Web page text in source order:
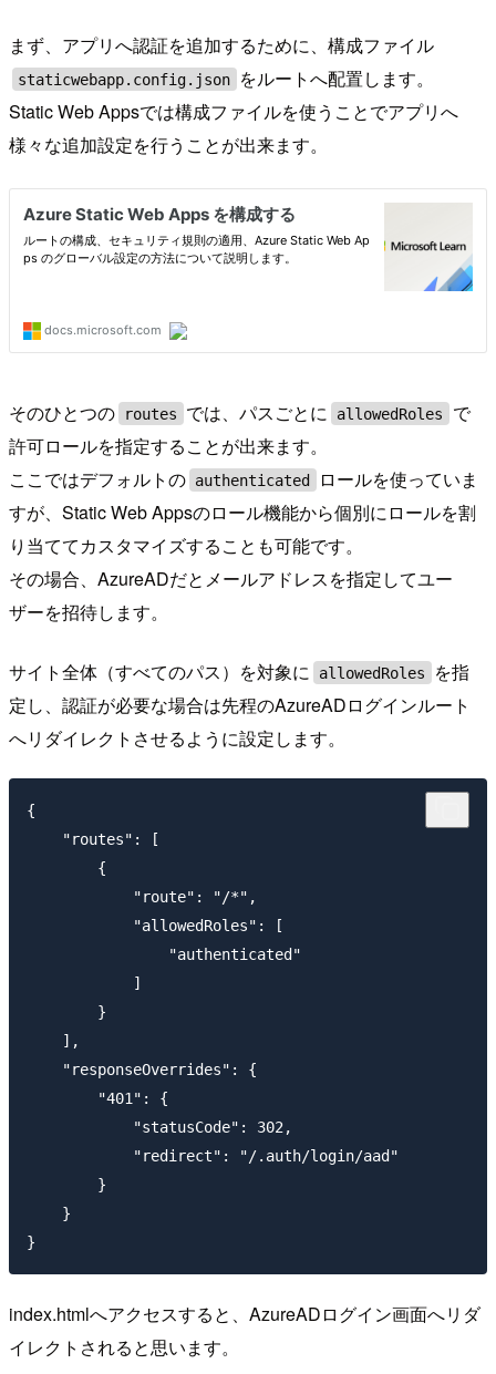
まず、アプリへ認証を追加するために、構成ファイル
staticwebapp.config.json
をルートへ配置します。
Static Web Appsでは構成ファイルを使うことでアプリへ
様々な追加設定を行うことが出来ます。
そのひとつの routes では、パスごとに allowedRoles
で
許可ロールを指定することが出来ます。
ここではデフォルトの authenticated
ロールを使っていま
すが、Static Web Appsのロール機能から個別にロールを割
り当ててカスタマイズすることも可能です。
その場合、AzureADだとメールアドレスを指定してユー
ザーを招待します。
サイト全体（すべてのパス）を対象に allowedRoles
を指
定し、認証が必要な場合は先程のAzureADログインルート
へリダイレクトさせるように設定します。
{
    "routes": [
        {
            "route": "/*",
            "allowedRoles": [
                "authenticated"
            ]
        }
    ],
    "responseOverrides": {
        "401": {
            "statusCode": 302,
            "redirect": "/.auth/login/aad"
        }
    }
index.htmlへアクセスすると、AzureADログイン画面へリダ
イレクトされると思います。